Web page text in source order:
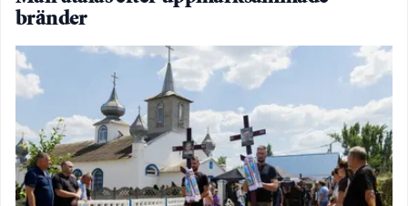
bränder